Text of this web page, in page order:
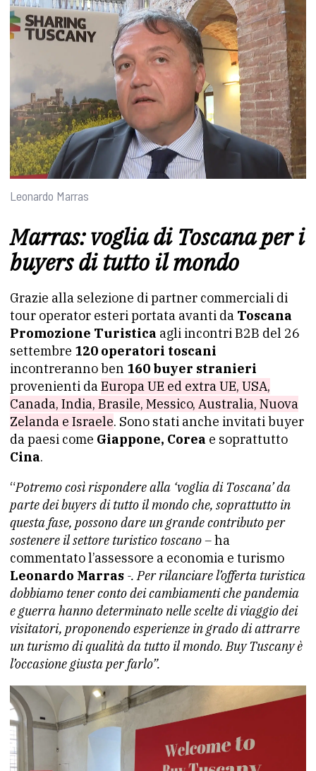
Leonardo Marras
Marras: voglia di Toscana per i
buyers di tutto il mondo
Grazie alla selezione di partner commerciali di
tour operator esteri portata avanti da Toscana
Promozione Turistica agli incontri B2B del 26
settembre 120 operatori toscani
incontreranno ben 160 buyer stranieri
provenienti daEuropa UE ed extra UE, USA,
Canada, India, Brasile, Messico, Australia, Nuova
Zelanda e Israele. Sono stati anche invitati buyer
da paesi come Giappone, Corea e soprattutto
Cina.
“Potremo così rispondere alla ‘voglia di Toscana’ da
parte dei buyers di tutto il mondo che, soprattutto in
questa fase, possono dare un grande contributo per
sostenere il settore turistico toscano –ha
commentato l’assessore a economia e turismo
Leonardo Marras -. Per rilanciare l’offerta turistica
dobbiamo tener conto dei cambiamenti che pandemia
e guerra hanno determinato nelle scelte di viaggio dei
visitatori, proponendo esperienze in grado di attrarre
un turismo di qualità da tutto il mondo. Buy Tuscany è
l’occasione giusta per farlo”.